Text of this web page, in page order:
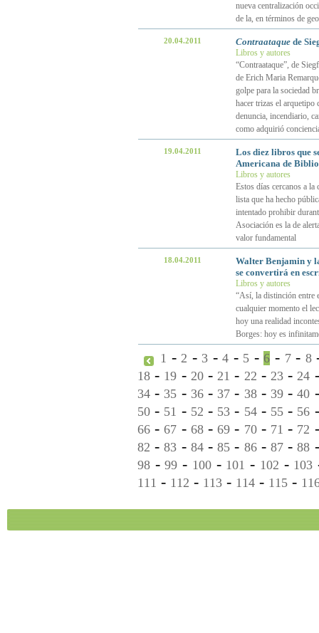
nueva centralización
de la, en términos de
20.04.2011 Contraataquede
Libros y autores
“Contraataque”, de
de Erich Maria
golpe para la sociedad
hacer trizas el arquetipo
denuncia, incendiario,
como adquirió
19.04.2011
Los diez libros que
Americana de
Libros y autores
Estos días cercanos a
lista que ha hecho
intentado prohibir
Asociación es la de
valor fundamental
18.04.2011
Walter Benjamin y
se convertirá en
Libros y autores
“Así, la distinción entre
cualquier momento el
hoy una realidad
Borges: hoy es
1 -2 - 3 -4 - 5 - 6 - 7- 8
18 - 19 - 20-21 - 22 - 23-24
34 - 35 - 36- 37 - 38- 39-40
50 - 51 - 52 - 53 - 54- 55- 56
66 -67 - 68-69 - 70- 71 - 72
82 -83 - 84-85 - 86- 87-88
98 -99 - 100- 101 - 102 - 103
111 - 112 - 113 - 114 - 115 -